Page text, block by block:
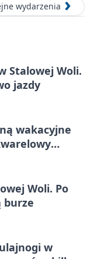
wydarzenia
Stalowej Woli.
jazdy
wakacyjne
Woli. Po
burze
w